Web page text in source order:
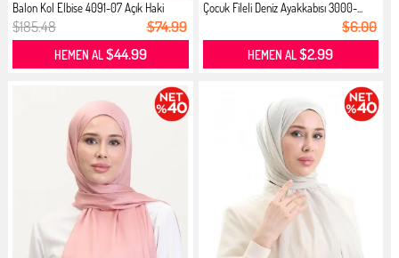
Balon Kol Elbise 4091-07 Açık Haki
$185.48 $74.99
HEMEN AL$44.99
Çocuk Fileli Deniz Ayakkabısı 3000-...
$6.00
HEMEN AL$2.99